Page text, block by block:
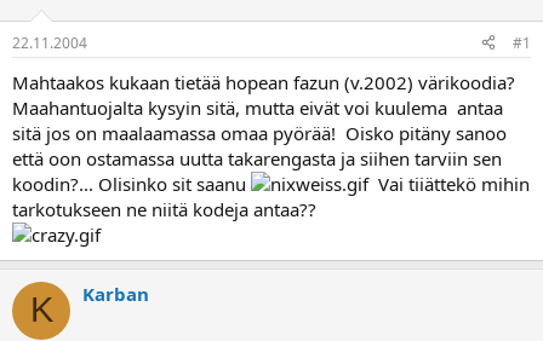
s
t
e
l
n
a
l
o
i
t
j
a
p
ä
v
ä
22.11.2004 #1
Mahtaakos kukaan tietää hopean fazun (v.2002) värikoodia?
Maahantuojalta kysyin sitä, mutta eivät voi kuulema antaa
sitä jos on maalaamassa omaa pyörää! Oisko pitäny sanoo
että oon ostamassa uutta takarengasta ja siihen tarviin sen
koodin?... Olisinko sit saanu
Vai tiiättekö mihin
tarkotukseen ne niitä kodeja antaa??
K Karban